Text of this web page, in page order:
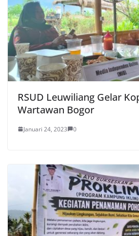
RSUD Leuwiliang Gelar
Wartawan Bogor
Januari 24, 2023 0